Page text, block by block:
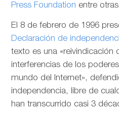
Press Foundation entre
El 8 de febrero de 1996
Declaración de
texto es una «reivindicación
interferencias de los
mundo del Internet»,
independencia, libre de
han transcurrido casi 3